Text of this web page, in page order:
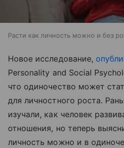
Расти как личность можно и без
Новое исследование,
Personality and Social
что одиночество может
для личностного роста.
изучали, как человек
отношения, но теперь
личность можно и в